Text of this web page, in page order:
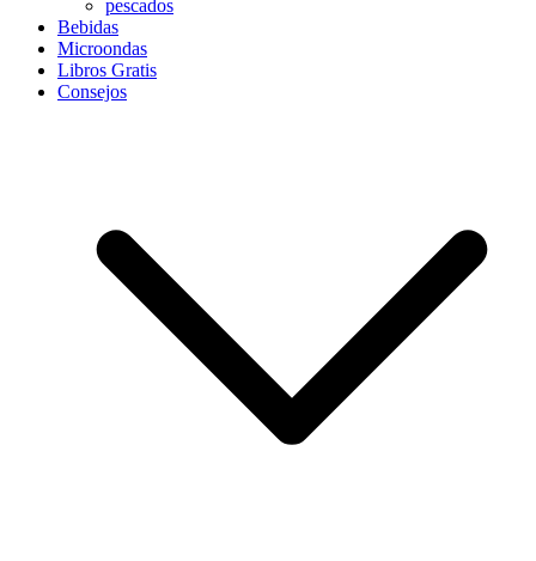
pescados
Bebidas
Microondas
Libros Gratis
Consejos